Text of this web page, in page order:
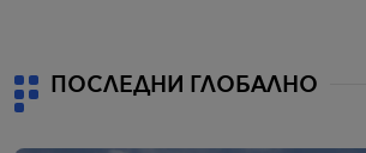
ПОСЛЕДНИ ГЛОБАЛНО